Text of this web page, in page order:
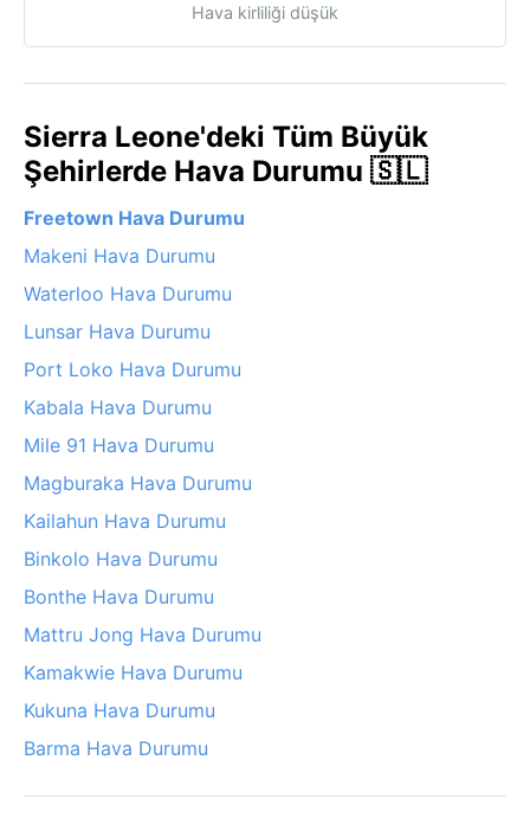
Hava kirliliği düşük
Sierra Leone'deki Tüm Büyük
Şehirlerde Hava Durumu 🇸🇱
Freetown Hava Durumu
Makeni Hava Durumu
Waterloo Hava Durumu
Lunsar Hava Durumu
Port Loko Hava Durumu
Kabala Hava Durumu
Mile 91 Hava Durumu
Magburaka Hava Durumu
Kailahun Hava Durumu
Binkolo Hava Durumu
Bonthe Hava Durumu
Mattru Jong Hava Durumu
Kamakwie Hava Durumu
Kukuna Hava Durumu
Barma Hava Durumu